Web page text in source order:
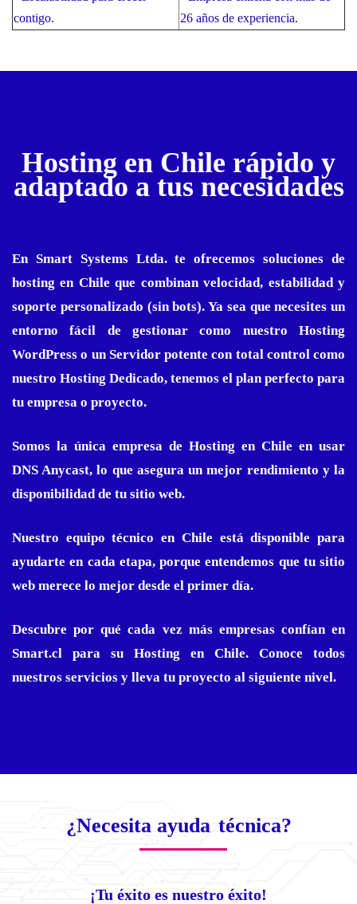
contigo.
26 años de experiencia.
Hosting en Chile rápido y
adaptado a tus necesidades
En Smart Systems Ltda. te ofrecemos soluciones de
hosting en Chile que combinan velocidad, estabilidad y
soporte personalizado (sin bots). Ya sea que necesites un
entorno fácil de gestionar como nuestro Hosting
WordPress o un Servidor potente con total control como
nuestro Hosting Dedicado, tenemos el plan perfecto para
tu empresa o proyecto.
Somos la única empresa de Hosting en Chile en usar
DNS Anycast, lo que asegura un mejor rendimiento y la
disponibilidad de tu sitio web.
Nuestro equipo técnico en Chile está disponible para
ayudarte en cada etapa, porque entendemos que tu sitio
web merece lo mejor desde el primer día.
Descubre por qué cada vez más empresas confían en
Smart.cl para su Hosting en Chile. Conoce todos
nuestros servicios y lleva tu proyecto al siguiente nivel.
¿Necesita ayuda técnica?
¡Tu éxito es nuestro éxito!